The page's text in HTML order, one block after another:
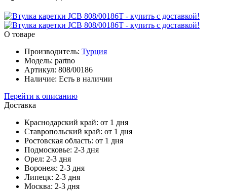
О товаре
Производитель: Турция
Модель: partno
Артикул: 808/00186
Наличие: Есть в наличии
Перейти к описанию
Доставка
Краснодарский край: от 1 дня
Ставропольский край: от 1 дня
Ростовская область: от 1 дня
Подмосковье: 2-3 дня
Орел: 2-3 дня
Воронеж: 2-3 дня
Липецк: 2-3 дня
Москва: 2-3 дня